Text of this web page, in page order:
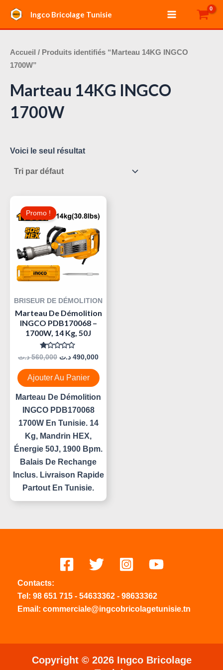
contenu
Ingco Bricolage Tunisie
Main
Menu
Accueil / Produits identifiés “Marteau 14KG INGCO
1700W”
Marteau 14KG INGCO
1700W
Voici le seul résultat
Promo !
BRISEUR DE DÉMOLITION
Marteau De Démolition
INGCO PDB170068 –
1700W, 14 Kg, 50J
Note
0
Sur
5
560,000 د.ت
Initial
Était :
560,000 د.ت.
490,000 د.ت
Le
Actuel
Ajouter Au Panier
Marteau De Démolition
INGCO PDB170068
1700W En Tunisie. 14
Kg, Mandrin HEX,
Énergie 50J, 1900 Bpm.
Balais De Rechange
Inclus. Livraison Rapide
Partout En Tunisie.
Contacts:
Tel: 98 651 715 - 54633362 - 98633362
Email: commerciale@ingcobricolagetunisie.tn
Copyright © 2026 Ingco Bricolage